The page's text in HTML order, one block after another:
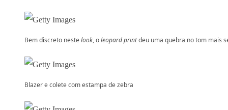
Bem discreto nestelook, oleopard printdeu uma quebra no tom mais
Blazer e colete com estampa de zebra